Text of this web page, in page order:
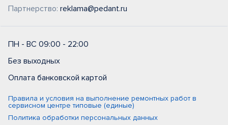
Партнерство: reklama@pedant.ru
ПН - ВС 09:00 - 22:00
Без выходных
Оплата банковской картой
Правила и условия на выполнение ремонтных работ в
сервисном центре типовые (единые)
Политика обработки персональных данных